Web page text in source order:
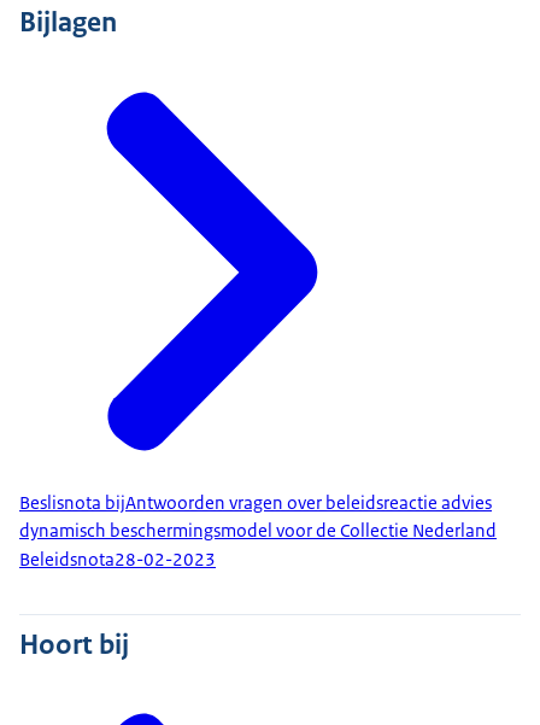
Bijlagen
Beslisnota bijAntwoorden vragen over beleidsreactie advies
dynamisch beschermingsmodel voor de Collectie Nederland
Beleidsnota28-02-2023
Hoort bij